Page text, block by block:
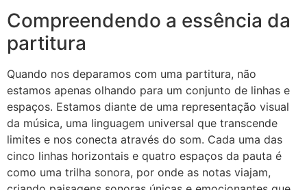
Compreendendo a essência da
partitura
Quando nos deparamos com uma partitura, não
estamos apenas olhando para um conjunto de linhas e
espaços. Estamos diante de uma representação visual
da música, uma linguagem universal que transcende
limites e nos conecta através do som. Cada uma das
cinco linhas horizontais e quatro espaços da pauta é
como uma trilha sonora, por onde as notas viajam,